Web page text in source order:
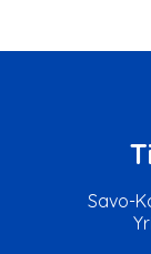
Savo-